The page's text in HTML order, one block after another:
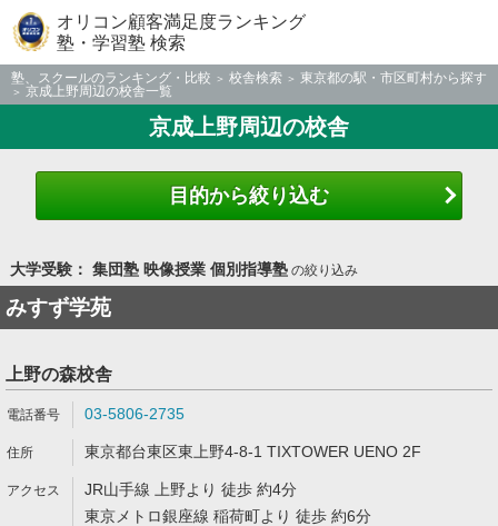
オリコン顧客満足度ランキング
塾・学習塾 検索
塾、スクールのランキング・比較 校舎検索
東京都の駅・市区町村から探す
京成上野周辺の校舎一覧
京成上野周辺の校舎
目的から絞り込む
大学受験： 集団塾 映像授業 個別指導塾の絞り込み
みすず学苑
上野の森校舎
03-5806-2735
東京都台東区東上野4-8-1 TIXTOWER UENO 2F
JR山手線 上野より 徒歩 約4分
東京メトロ銀座線 稲荷町より 徒歩 約6分